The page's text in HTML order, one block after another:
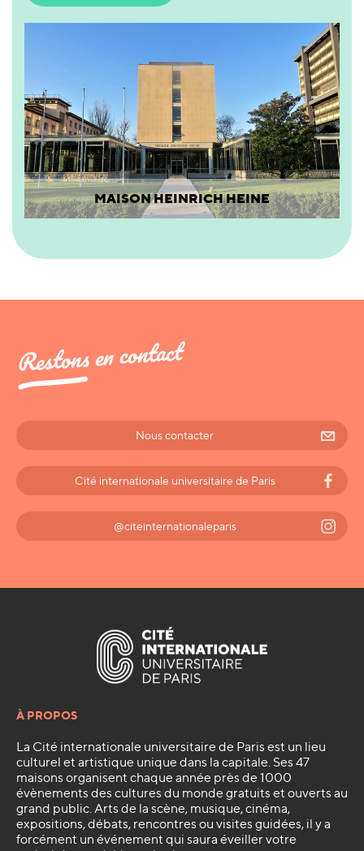
MAISON HEINRICH HEINE
Restons en contact
Nous contacter
Cité internationale universitaire de Paris
@citeinternationaleparis
À PROPOS
La Cité internationale universitaire de Paris est un lieu
culturel et artistique unique dans la capitale. Ses 47
maisons organisent chaque année près de 1000
évènements des cultures du monde gratuits et ouverts au
grand public. Arts de la scène, musique, cinéma,
expositions, débats, rencontres ou visites guidées, il y a
forcément un événement qui saura éveiller votre